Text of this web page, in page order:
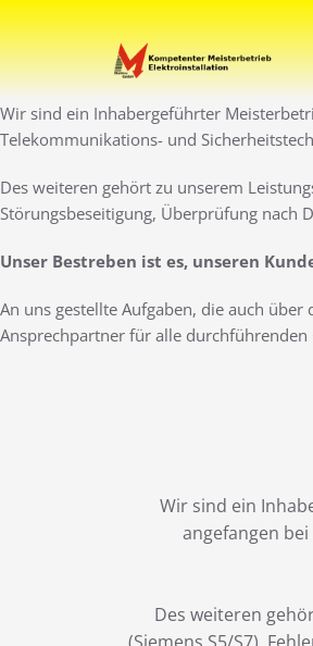
Zum
Inhalt
springen
Ihr
Wir sind ein Inhabergeführter
Telekommunikations- und
Des weiteren gehört zu unserem
Störungsbeseitigung, Überprüfung nach
Unser Bestreben ist es, unseren
An uns gestellte Aufgaben, die auch
Ansprechpartner für alle durchführenden
Wir sind ein
angefangen
Des weiteren